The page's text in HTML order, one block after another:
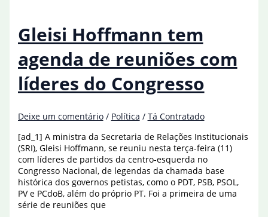
diz
Mauro
Vieira
Gleisi Hoffmann tem
agenda de reuniões com
líderes do Congresso
Deixe um comentário / Política / Tá Contratado
[ad_1] A ministra da Secretaria de Relações Institucionais
(SRI), Gleisi Hoffmann, se reuniu nesta terça-feira (11)
com líderes de partidos da centro-esquerda no
Congresso Nacional, de legendas da chamada base
histórica dos governos petistas, como o PDT, PSB, PSOL,
PV e PCdoB, além do próprio PT. Foi a primeira de uma
série de reuniões que